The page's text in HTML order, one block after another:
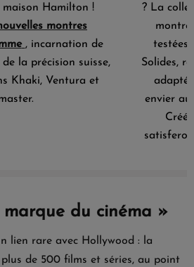
Hamilton !
montres
, incarnation de
la précision suisse,
Khaki, Ventura et
? La
testées
Solides,
envier
du cinéma »
lien rare avec Hollywood : la
de 500 films et séries, au point